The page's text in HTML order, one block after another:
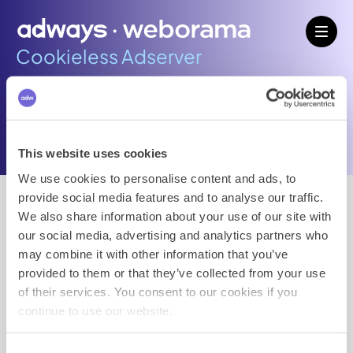
This website uses cookies
We use cookies to personalise content and ads, to
provide social media features and to analyse our traffic.
We also share information about your use of our site with
our social media, advertising and analytics partners who
may combine it with other information that you’ve
provided to them or that they’ve collected from your use
of their services. You consent to our cookies if you
continue to use our website.
Cookieless Adserver
Wist je dat...
Cookieless Adserver
Wist je dat Weborama Nederland al sinds 2023
campagnes draait zonder een eigen cookie te
plaatsen?
een compleet cookie-vrij ecosysteem gebouwd. Dit